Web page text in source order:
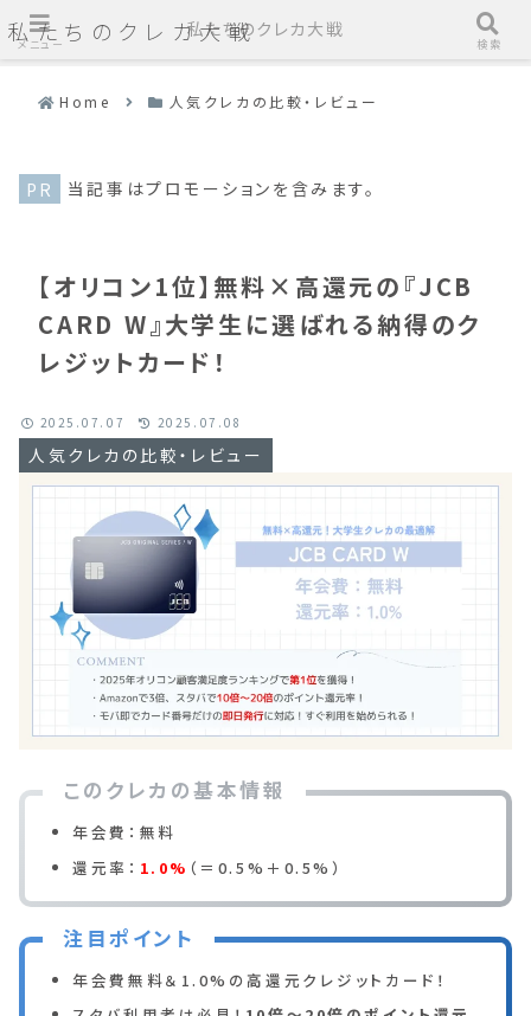
私たちのクレカ大戦
Home 人気クレカの比較・レビュー
【オリコン1位】無料×高還元の『JCB
CARD W』大学生に選ばれる納得のク
レジットカード！
当記事はプロモーションを含みます。
人気クレカの比較・レビュー
2025.07.07 2025.07.08
年会費：無料
還元率： 1.0% （＝0.5%＋0.5%）
年会費無料＆1.0%の高還元クレジットカード！
メニュー
私たちのクレカ大戦
検索